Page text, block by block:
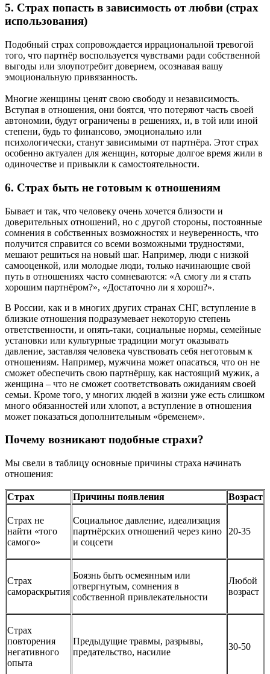
5. Страх попасть в зависимость от любви (страх
использования)
Подобный страх сопровождается иррациональной тревогой
того, что партнёр воспользуется чувствами ради собственной
выгоды или злоупотребит доверием, осознавая вашу
эмоциональную привязанность.
Многие женщины ценят свою свободу и независимость.
Вступая в отношения, они боятся, что потеряют часть своей
автономии, будут ограничены в решениях, и, в той или иной
степени, будь то финансово, эмоционально или
психологически, станут зависимыми от партнёра. Этот страх
особенно актуален для женщин, которые долгое время жили в
одиночестве и привыкли к самостоятельности.
6. Страх быть не готовым к отношениям
Бывает и так, что человеку очень хочется близости и
доверительных отношений, но с другой стороны, постоянные
сомнения в собственных возможностях и неуверенность, что
получится справится со всеми возможными трудностями,
мешают решиться на новый шаг. Например, люди с низкой
самооценкой, или молодые люди, только начинающие свой
путь в отношениях часто сомневаются: «А смогу ли я стать
хорошим партнёром?», «Достаточно ли я хорош?».
В России, как и в многих других странах СНГ, вступление в
близкие отношения подразумевает некоторую степень
ответственности, и опять-таки, социальные нормы, семейные
установки или культурные традиции могут оказывать
давление, заставляя человека чувствовать себя неготовым к
отношениям. Например, мужчина может опасаться, что он не
сможет обеспечить свою партнёршу, как настоящий мужик, а
женщина – что не сможет соответствовать ожиданиям своей
семьи. Кроме того, у многих людей в жизни уже есть слишком
много обязанностей или хлопот, а вступление в отношения
может показаться дополнительным «бременем».
Почему возникают подобные страхи?
Мы свели в таблицу основные причины страха начинать
отношения:
Страх Причины появления Возраст
Страх не
найти «того
самого»
Социальное давление, идеализация
партнёрских отношений через кино
и соцсети
20-35
Страх
самораскрытия
Боязнь быть осмеянным или
отвергнутым, сомнения в
собственной привлекательности
Любой
возраст
Страх
повторения
негативного
опыта
Предыдущие травмы, разрывы,
предательство, насилие
30-50